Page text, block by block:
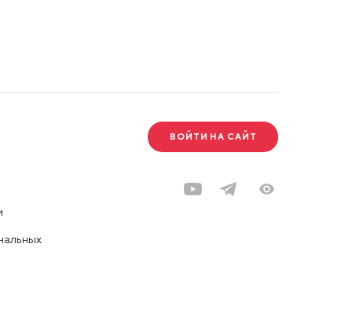
ВОЙТИ НА САЙТ